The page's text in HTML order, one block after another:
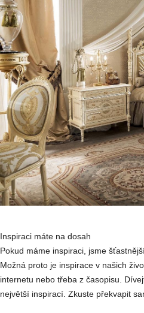
Inspiraci máte na dosah
Pokud máme inspiraci, jsme
Možná proto je inspirace v našich
internetu nebo třeba z časopisu.
největší inspirací. Zkuste překvapit